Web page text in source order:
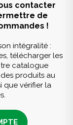
contacter
de
!
intégralité :
télécharger les
catalogue
produits au
que vérifier la